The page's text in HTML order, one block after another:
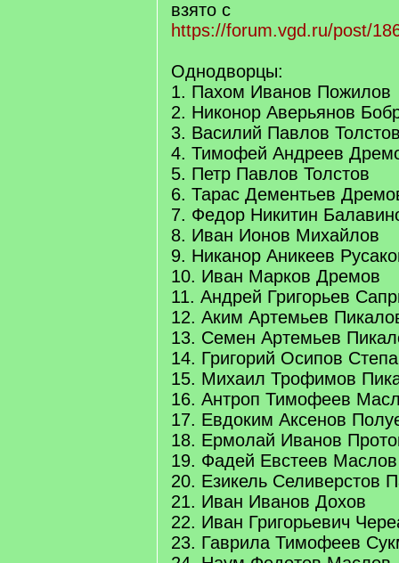
взято с
https://forum.vgd.ru/post/
Однодворцы:
1. Пахом Иванов Пожилов
2. Никонор Аверьянов
3. Василий Павлов
4. Тимофей Андреев
5. Петр Павлов Толстов
6. Тарас Дементьев
7. Федор Никитин
8. Иван Ионов Михайлов
9. Никанор Аникеев
10. Иван Марков Дремов
11. Андрей Григорьев
12. Аким Артемьев
13. Семен Артемьев
14. Григорий Осипов
15. Михаил Трофимов
16. Антроп Тимофеев
17. Евдоким Аксенов
18. Ермолай Иванов
19. Фадей Евстеев Маслов
20. Езикель Селиверстов
21. Иван Иванов Дохов
22. Иван Григорьевич
23. Гаврила Тимофеев